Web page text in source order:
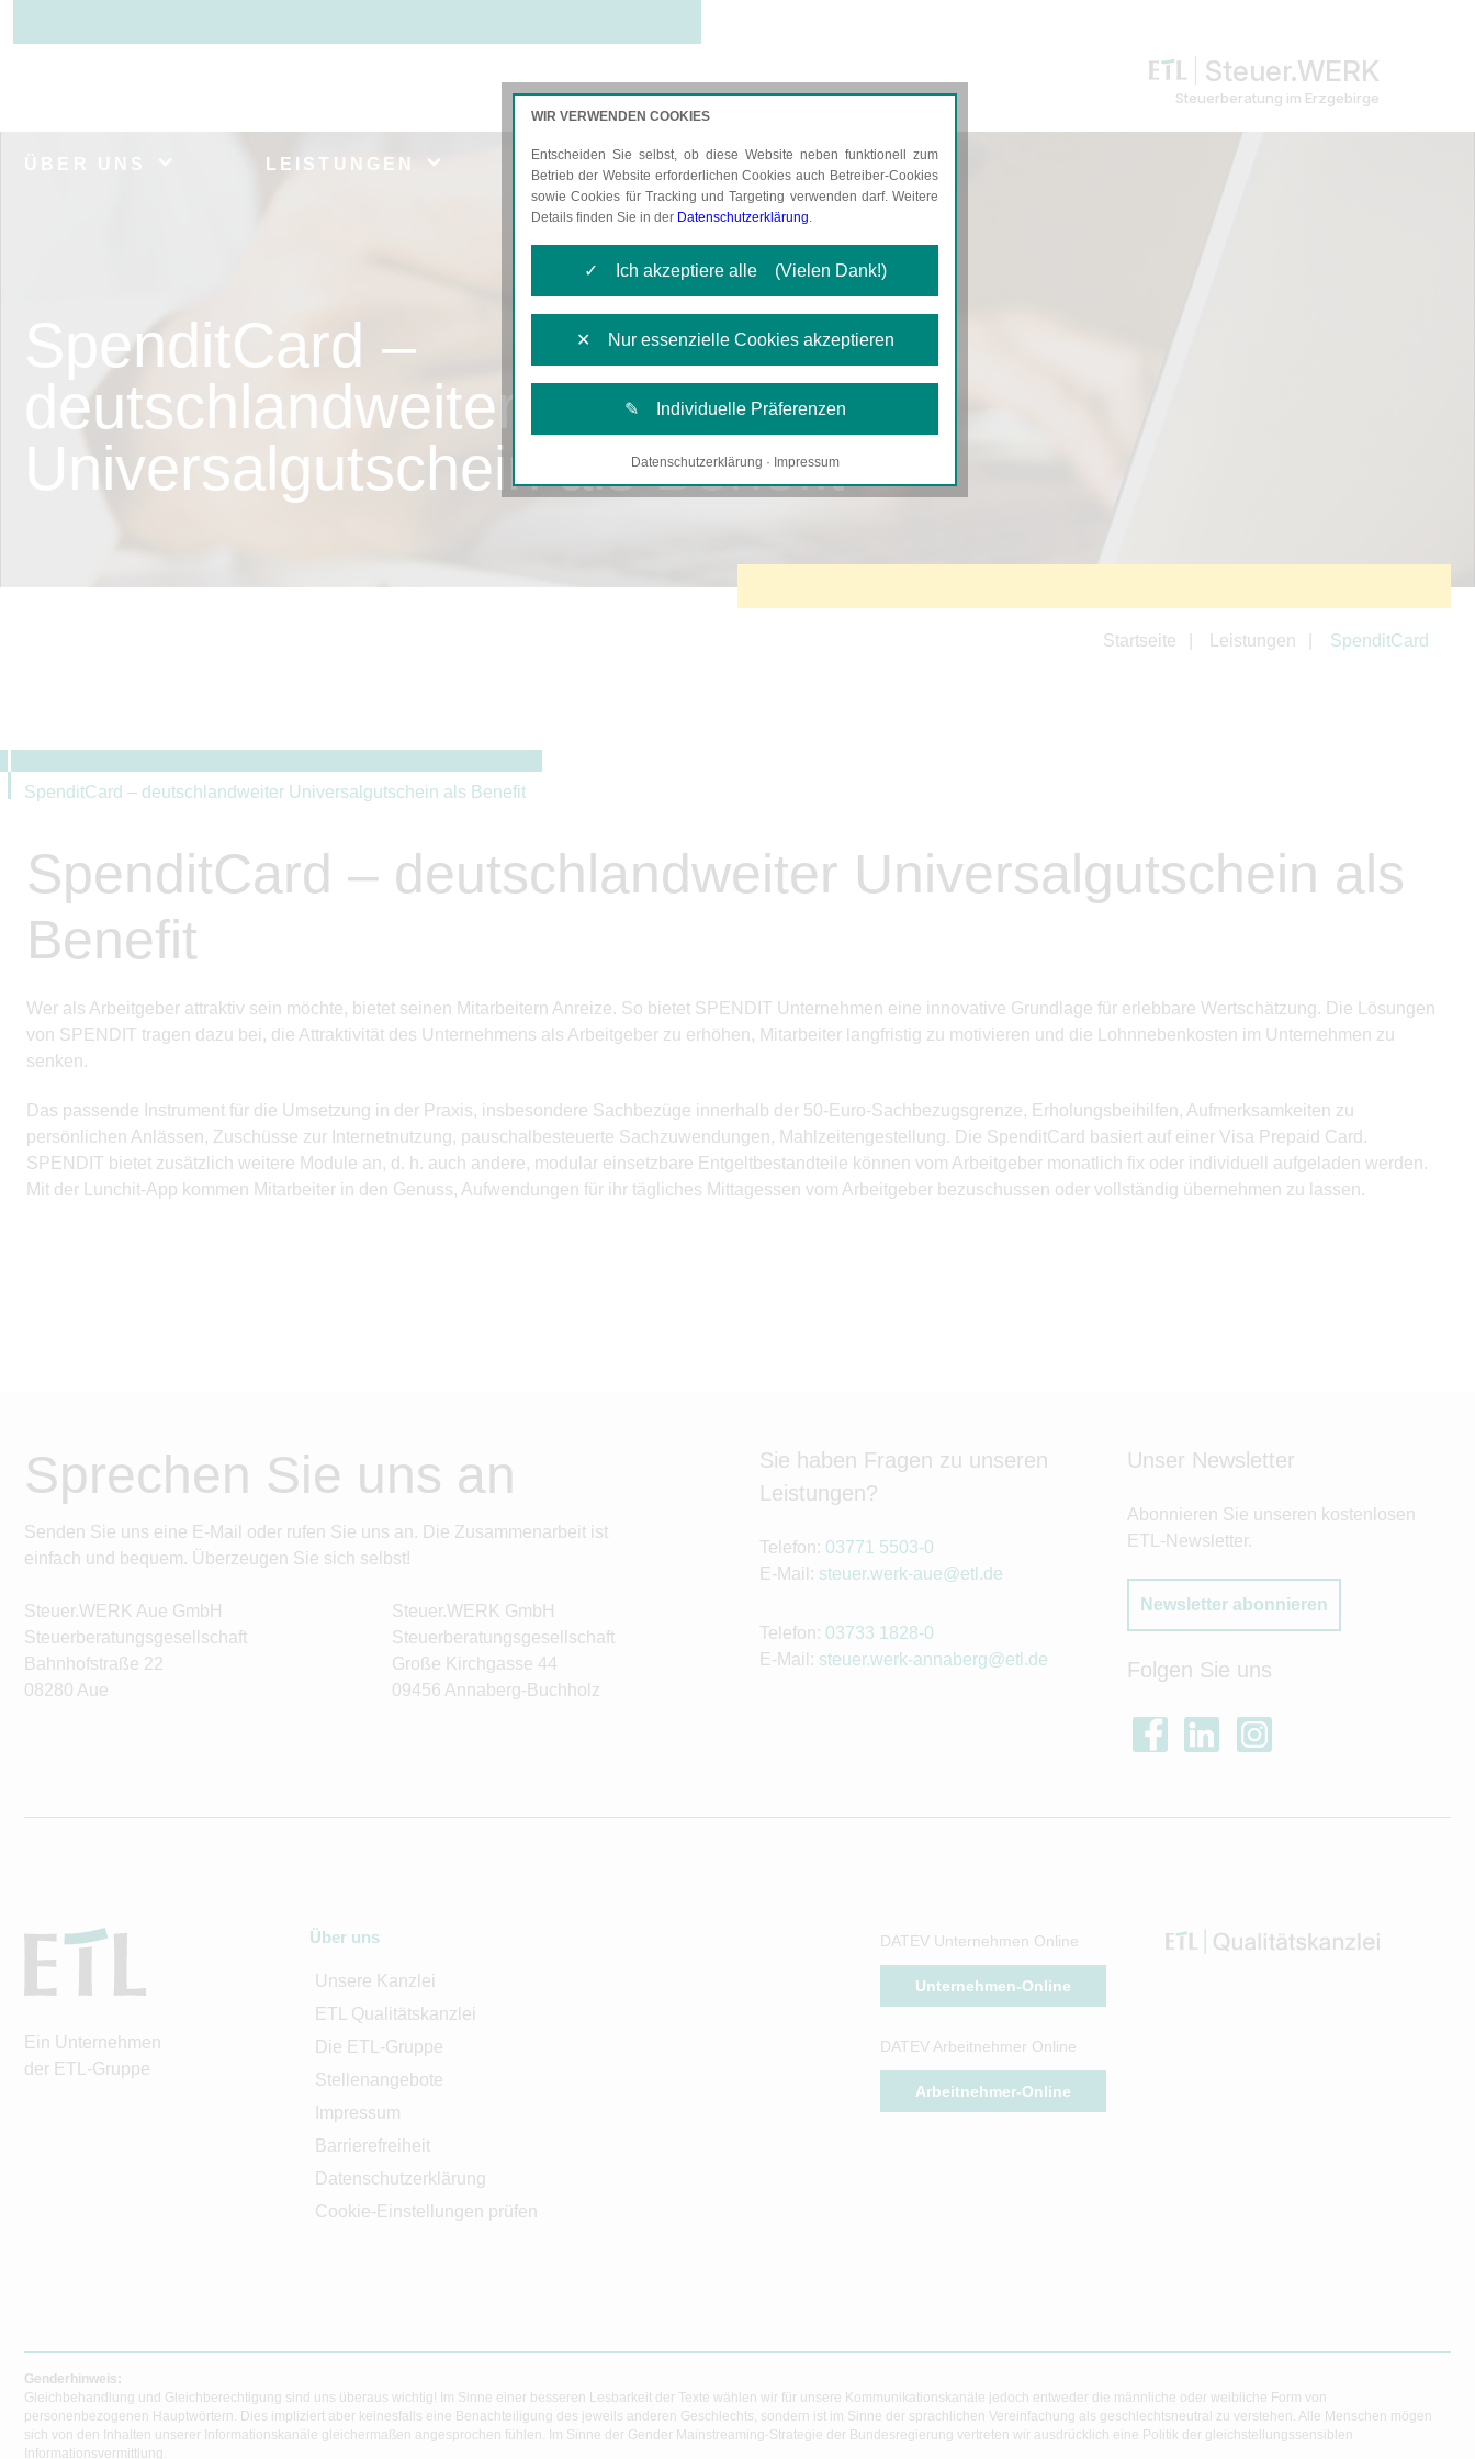
Steuer.WERK
Steuerberatung im Erzgebirge
LEISTUNGEN AKTUELLES KARRIERE
SpenditCard –
deutschlandweiter
Universalgutschein als Benefit
Startseite Leistungen SpenditCard
SpenditCard – deutschlandweiter Universalgutschein als Benefit
SpenditCard – deutschlandweiter Universalgutschein als
Benefit
Wer als Arbeitgeber attraktiv sein möchte, bietet seinen Mitarbeitern Anreize. So bietet SPENDIT Unternehmen eine innovative Grundlage für erlebbare Wertschätzung. Die Lösungen
von SPENDIT tragen dazu bei, die Attraktivität des Unternehmens als Arbeitgeber zu erhöhen, Mitarbeiter langfristig zu motivieren und die Lohnnebenkosten im Unternehmen zu
senken.
Das passende Instrument für die Umsetzung in der Praxis, insbesondere Sachbezüge innerhalb der 50-Euro-Sachbezugsgrenze, Erholungsbeihilfen, Aufmerksamkeiten zu
persönlichen Anlässen, Zuschüsse zur Internetnutzung, pauschalbesteuerte Sachzuwendungen, Mahlzeitengestellung. Die SpenditCard basiert auf einer Visa Prepaid Card.
SPENDIT bietet zusätzlich weitere Module an, d. h. auch andere, modular einsetzbare Entgeltbestandteile können vom Arbeitgeber monatlich fix oder individuell aufgeladen werden.
Mit der Lunchit-App kommen Mitarbeiter in den Genuss, Aufwendungen für ihr tägliches Mittagessen vom Arbeitgeber bezuschussen oder vollständig übernehmen zu lassen.
Sprechen Sie uns an
Senden Sie uns eine E-Mail oder rufen Sie uns an. Die Zusammenarbeit ist
einfach und bequem. Überzeugen Sie sich selbst!
Steuer.WERK Aue GmbH
Steuerberatungsgesellschaft
Bahnhofstraße 22
08280 Aue
Steuer.WERK GmbH
Steuerberatungsgesellschaft
Große Kirchgasse 44
09456 Annaberg-Buchholz
Sie haben Fragen zu unseren
Leistungen?
Telefon: 03771 5503-0
E-Mail: steuer.werk-aue@etl.de
Telefon: 03733 1828-0
E-Mail: steuer.werk-annaberg@etl.de
Unser Newsletter
Abonnieren Sie unseren kostenlosen
ETL-Newsletter.
Newsletter abonnieren
Folgen Sie uns
Ein Unternehmen
der ETL-Gruppe
Über uns
Unsere Kanzlei
ETL Qualitätskanzlei
Die ETL-Gruppe
Stellenangebote
Impressum
Barrierefreiheit
Datenschutzerklärung
Cookie-Einstellungen prüfen
DATEV Unternehmen Online
Unternehmen-Online
DATEV Arbeitnehmer Online
Arbeitnehmer-Online
Genderhinweis:
Gleichbehandlung und Gleichberechtigung sind uns überaus wichtig! Im Sinne einer besseren Lesbarkeit der Texte wählen wir für unsere Kommunikationskanäle jedoch entweder die männliche oder weibliche Form von
personenbezogenen Hauptwörtern. Dies impliziert aber keinesfalls eine Benachteiligung des jeweils anderen Geschlechts, sondern ist im Sinne der sprachlichen Vereinfachung als geschlechtsneutral zu verstehen. Alle Menschen mögen
sich von den Inhalten unserer Informationskanäle gleichermaßen angesprochen fühlen. Im Sinne der Gender Mainstreaming-Strategie der Bundesregierung vertreten wir ausdrücklich eine Politik der gleichstellungssensiblen
Informationsvermittlung.
WIR VERWENDEN COOKIES
Entscheiden Sie selbst, ob diese Website neben funktionell zum
Betrieb der Website erforderlichen Cookies auch Betreiber-Cookies
sowie Cookies für Tracking und Targeting verwenden darf. Weitere
Details finden Sie in der Datenschutzerklärung.
✓ Ich akzeptiere alle (Vielen Dank!)
✕ Nur essenzielle Cookies akzeptieren
✎ Individuelle Präferenzen
Notwendige Cookies
Datenschutzerklärung · Impressum